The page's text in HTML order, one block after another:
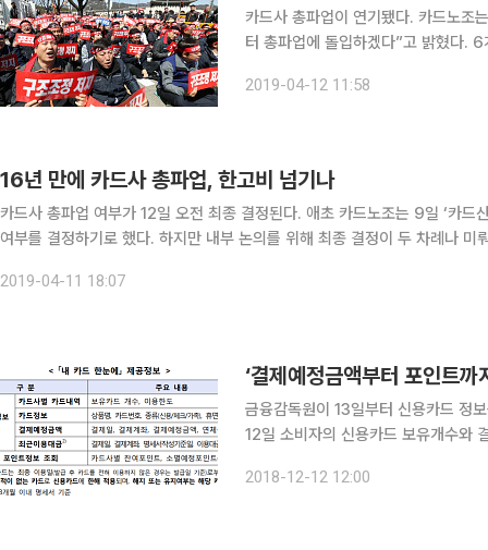
카드사 총파업이 연기됐다. 카드노조
터 총파업에 돌입하겠다”고 밝혔다. 6개 카드사 노동조합협의회 위원과 양대 산별노조가 참여하는
지 비율 차별 철폐’ ‘부가서비스 즉시
2019-04-12 11:58
16년 만에 카드사 총파업, 한고비 넘기나
카드사 총파업 여부가 12일 오전 최종 결정된다. 애초 카드노조는 9일 ‘카
여부를 결정하기로 했다. 하지만 내부 논의를 위해 최종 결정이 두 차례나
2019-04-11 18:07
‘결제예정금액부터 포인트
금융감독원이 13일부터 신용카드 정보를
12일 소비자의 신용카드 보유개수와
가 사용하고 사용의 편의성으로 이용
2018-12-12 12:00